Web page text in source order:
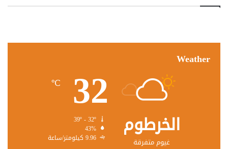
Weather
الخرطوم
غيوم متفرقة
32
℃
43%
9.96 كيلومتر/ساعة